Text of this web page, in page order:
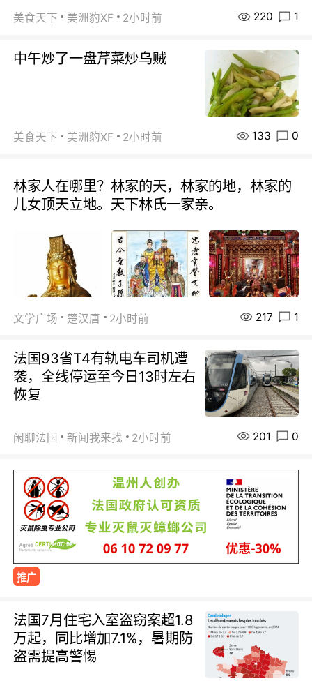
美食天下 美洲豹XF 2小时前 220 1
中午炒了一盘芹菜炒乌贼
美食天下 美洲豹XF 2小时前 133 0
林家人在哪里？林家的天，林家的地，林家的
儿女顶天立地。天下林氏一家亲。
文学广场 楚汉唐 2小时前 217 1
法国93省T4有轨电车司机遭
袭，全线停运至今日13时左右
恢复
闲聊法国 新闻我来找 2小时前 201 0
推广
法国7月住宅入室盗窃案超1.8
万起，同比增加7.1%，暑期防
盗需提高警惕